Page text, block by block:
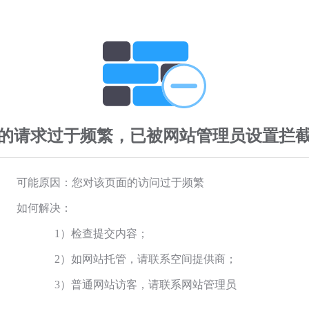
请求过于频繁，已被网站管理员设置拦
可能原因：您对该页面的访问过于频繁
如何解决：
1）检查提交内容；
2）如网站托管，请联系空间提供商；
3）普通网站访客，请联系网站管理员